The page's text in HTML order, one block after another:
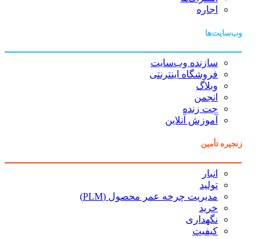
اجاره
وب‌سایت‌ها
سازنده وب‌سایت
فروشگاه اینترنتی
وبلاگ
انجمن
چت زنده
آموزش آنلاین
زنجیره تأمین
انبار
تولید
مدیریت چرخه عمر محصول (PLM)
خرید
نگهداری
کیفیت